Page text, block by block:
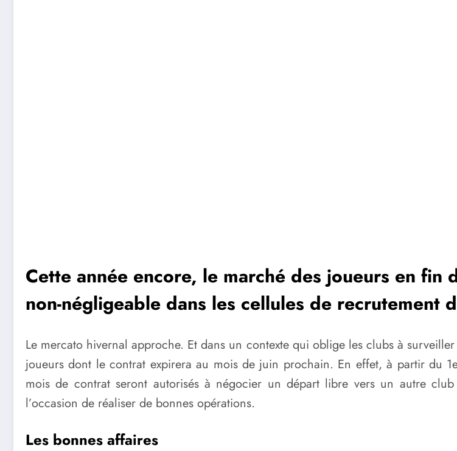
Cette année encore, le marché des joueurs en
non-négligeable dans les cellules de recrutement
Le mercato hivernal approche. Et dans un contexte qui oblige les clubs à
joueurs dont le contrat expirera au mois de juin prochain. En effet, à partir du
mois de contrat seront autorisés à négocier un départ libre vers un autre
l’occasion de réaliser de bonnes opérations.
Les bonnes affaires